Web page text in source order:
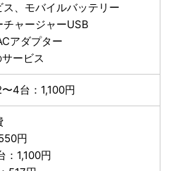
、モバイルバッテリー
ャージャーUSB
アダプター
ービス
4台：1,100円
円
：1,100円